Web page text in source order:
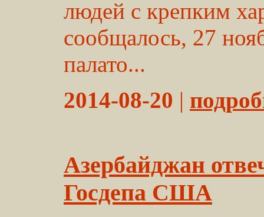
людей с крепким
сообщалось, 27
палато...
2014-08-20 |
Азербайджан
Госдепа США